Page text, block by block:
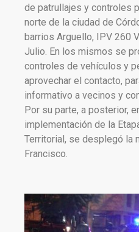
de patrullajes y controles
norte de la ciudad de
barrios Arguello, IPV 260
Julio. En los mismos se
controles de vehículos y
aprovechar el contacto,
informativo a vecinos y
Por su parte, a posterior,
implementación de la
Territorial, se desplegó la
Francisco.